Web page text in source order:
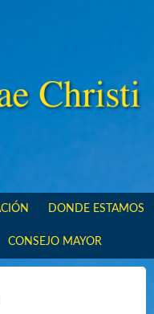
DONDE ESTAMOS
CONSEJO MAYOR